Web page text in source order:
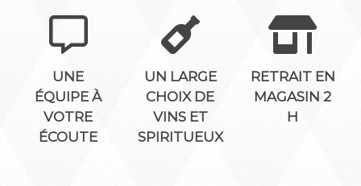
UNE
ÉQUIPE À
VOTRE
ÉCOUTE
UN LARGE
CHOIX DE
VINS ET
SPIRITUEUX
RETRAIT EN
MAGASIN 2
H